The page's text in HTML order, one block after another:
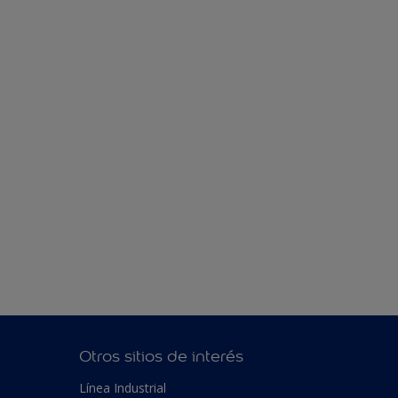
Otros sitios de interés
Línea Industrial